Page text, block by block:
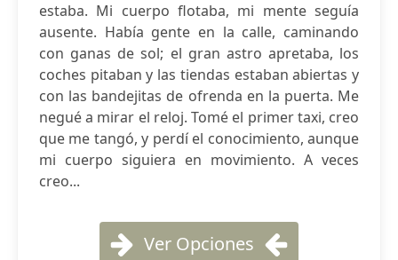
estaba. Mi cuerpo flotaba, mi mente seguía
ausente. Había gente en la calle, caminando
con ganas de sol; el gran astro apretaba, los
coches pitaban y las tiendas estaban abiertas y
con las bandejitas de ofrenda en la puerta. Me
negué a mirar el reloj. Tomé el primer taxi, creo
que me tangó, y perdí el conocimiento, aunque
mi cuerpo siguiera en movimiento. A veces
creo...
Ver Opciones